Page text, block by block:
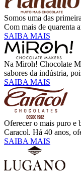
Somos uma das
Com mais de quarenta
SAIBA MAIS
Na Miroh! Chocolate
sabores da indústria,
SAIBA MAIS
Oferecer o mais puro e
Caracol. Há 40 anos,
SAIBA MAIS